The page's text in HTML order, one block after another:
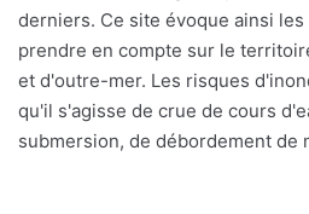
derniers. Ce site évoque ainsi
prendre en compte sur le
et d'outre-mer. Les risques
qu'il s'agisse de crue de cours
submersion, de débordement de